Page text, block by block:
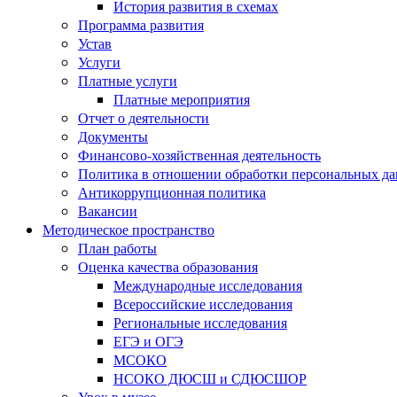
История развития в схемах
Программа развития
Устав
Услуги
Платные услуги
Платные мероприятия
Отчет о деятельности
Документы
Финансово-хозяйственная деятельность
Политика в отношении обработки персональных
Антикоррупционная политика
Вакансии
Методическое пространство
План работы
Оценка качества образования
Международные исследования
Всероссийские исследования
Региональные исследования
ЕГЭ и ОГЭ
МСОКО
НСОКО ДЮСШ и СДЮСШОР